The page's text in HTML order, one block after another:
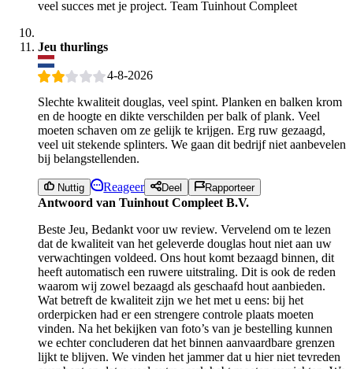
veel succes met je project. Team Tuinhout Compleet
Jeu thurlings
4-8-2026
Slechte kwaliteit douglas, veel spint. Planken en balken krom
en de hoogte en dikte verschilden per balk of plank. Veel
moeten schaven om ze gelijk te krijgen. Erg ruw gezaagd,
veel uit stekende splinters. We gaan dit bedrijf niet aanbevelen
bij belangstellenden.
Nuttig Reageer Deel Rapporteer
Antwoord van Tuinhout Compleet B.V.
Beste Jeu, Bedankt voor uw review. Vervelend om te lezen
dat de kwaliteit van het geleverde douglas hout niet aan uw
verwachtingen voldeed. Ons hout komt bezaagd binnen, dit
heeft automatisch een ruwere uitstraling. Dit is ook de reden
waarom wij zowel bezaagd als geschaafd hout aanbieden.
Wat betreft de kwaliteit zijn we het met u eens: bij het
orderpicken had er een strengere controle plaats moeten
vinden. Na het bekijken van foto’s van je bestelling kunnen
we echter concluderen dat het binnen aanvaardbare grenzen
lijkt te blijven. We vinden het jammer dat u hier niet tevreden